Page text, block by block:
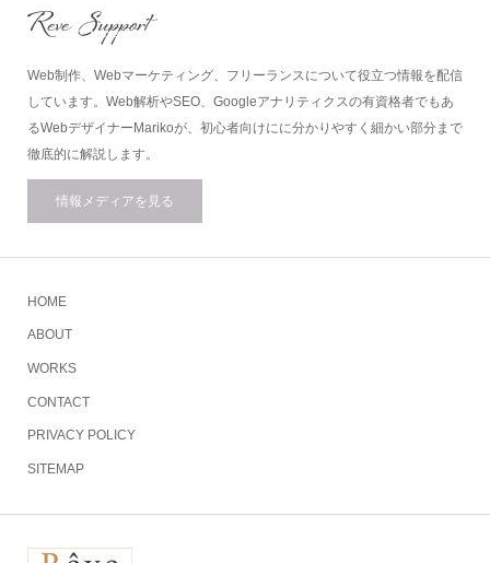
Web制作、Webマーケティング、フリーランスについて役立つ情報を配信
しています。Web解析やSEO、Googleアナリティクスの有資格者でもあ
るWebデザイナーMarikoが、初心者向けにに分かりやすく細かい部分まで
徹底的に解説します。
情報メディアを見る
HOME
ABOUT
WORKS
CONTACT
PRIVACY POLICY
SITEMAP